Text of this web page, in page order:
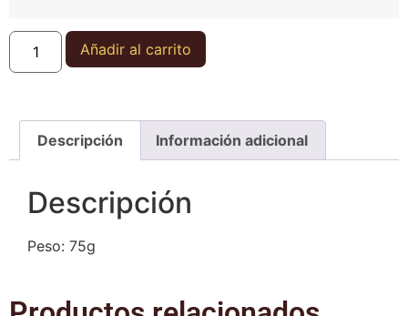
Añadir al carrito
Descripción Información adicional
Descripción
Peso: 75g